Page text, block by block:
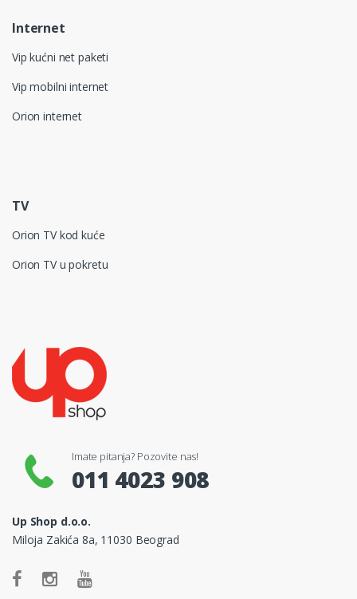
Internet
Vip kućni net paketi
Vip mobilni internet
Orion internet
TV
Orion TV kod kuće
Orion TV u pokretu
Imate pitanja? Pozovite nas!
011 4023 908
Up Shop d.o.o.
Miloja Zakića 8a, 11030 Beograd